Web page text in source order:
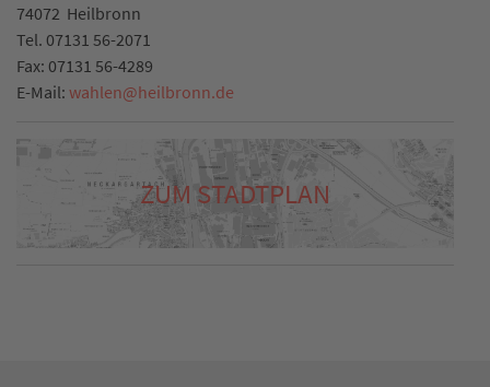
74072 Heilbronn
Tel. 07131 56-2071
Fax: 07131 56-4289
E-Mail: wahlen@heilbronn.de
ZUM STADTPLAN